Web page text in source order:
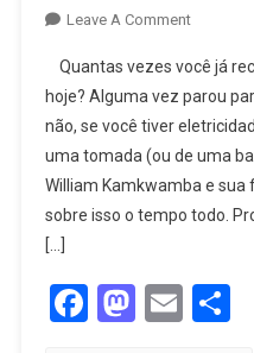
Leave A Comment
Quantas vezes você já
hoje? Alguma vez parou
não, se você tiver
uma tomada (ou de uma
William Kamkwamba e
sobre isso o tempo todo.
[…]
Facebook
Email